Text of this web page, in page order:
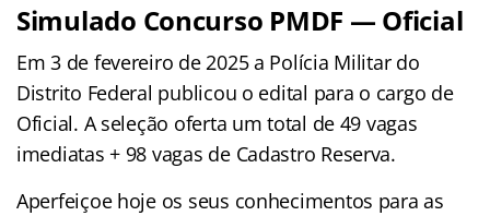
Simulado Concurso PMDF — Oficial
Em 3 de fevereiro de 2025 a Polícia Militar do
Distrito Federal publicou o edital para o cargo de
Oficial. A seleção oferta um total de 49 vagas
imediatas + 98 vagas de Cadastro Reserva.
Aperfeiçoe hoje os seus conhecimentos para as